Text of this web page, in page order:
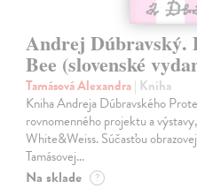
Andrej Dúbravský.
Bee (slovenské
Tamásová Alexandra| Kniha
Kniha Andreja Dúbravského
rovnomenného projektu a
White&Weiss. Súčasťou
Tamásovej…
Na sklade ?